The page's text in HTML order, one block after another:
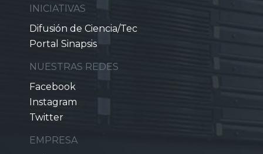
INICIATIVAS
Difusión de Ciencia/Tec
Portal Sinapsis
NUESTRAS REDES
Facebook
Instagram
Twitter
EMPRESA